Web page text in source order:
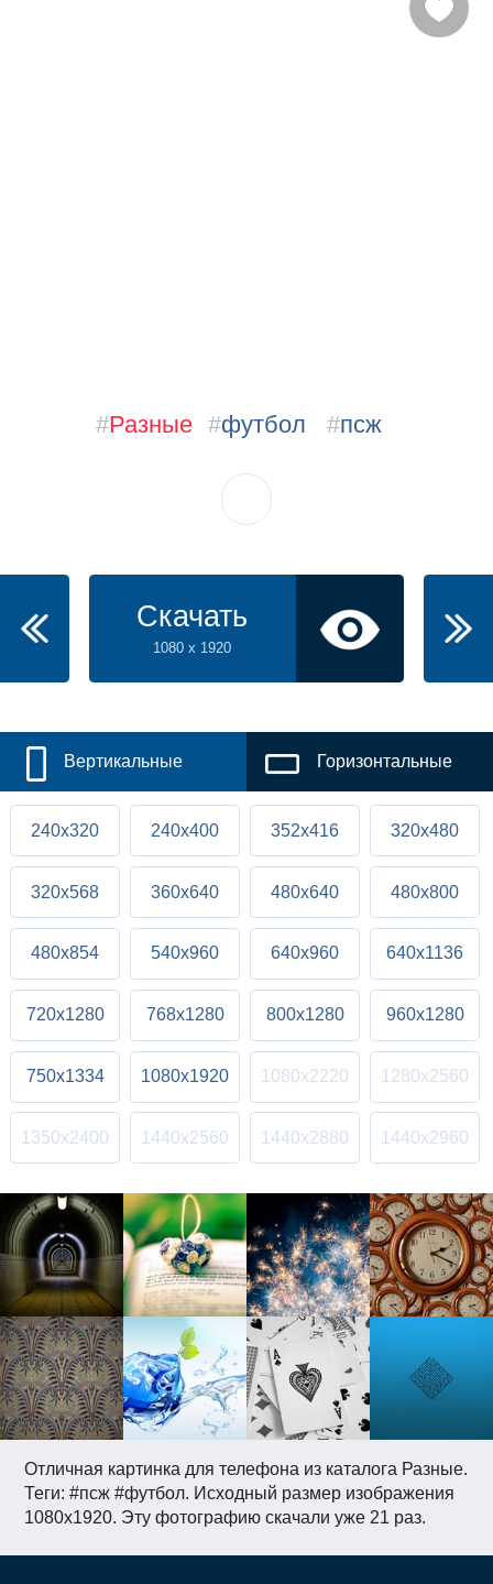
Отличная картинка для телефона из каталога Разные.
Теги: #псж #футбол. Исходный размер изображения
1080x1920. Эту фотографию скачали уже 21 раз.
#Разные #футбол #псж
Скачать
1080 x 1920
Вертикальные Горизонтальные
240x320 240x400 352x416 320x480
320x568 360x640 480x640 480x800
480x854 540x960 640x960 640x1136
720x1280 768x1280 800x1280 960x1280
750x1334 1080x1920 1080x2220 1280x2560
1350x2400 1440x2560 1440x2880 1440x2960